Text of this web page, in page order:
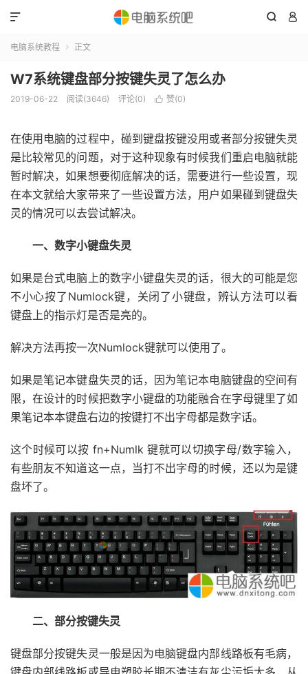
 

电脑系统教程  正文
W7系统键盘部分按键失灵了怎么办
2019-06-22 阅读(3646) 评论(0)  赞(0)
在使用电脑的过程中，碰到键盘按键没用或者部分按键失灵
是比较常见的问题，对于这种现象有时候我们重启电脑就能
暂时解决，如果想要彻底解决的话，需要进行一些设置，现
在本文就给大家带来了一些设置方法，用户如果碰到键盘失
灵的情况可以去尝试解决。
一、数字小键盘失灵
如果是台式电脑上的数字小键盘失灵的话，很大的可能是您
不小心按了Numlock键，关闭了小键盘，辨认方法可以看
键盘上的指示灯是否是亮的。
解决方法再按一次Numlock键就可以使用了。
如果是笔记本键盘失灵的话，因为笔记本电脑键盘的空间有
限，在设计的时候把数字小键盘的功能融合在字母键里了如
果笔记本本键盘右边的按键打不出字母都是数字话。
这个时候可以按 fn+Numlk 键就可以切换字母/数字输入，
有些朋友不知道这一点，当打不出字母的时候，还以为是键
盘坏了。
二、部分按键失灵
键盘部分按键失灵一般是因为电脑键盘内部线路板有毛病，